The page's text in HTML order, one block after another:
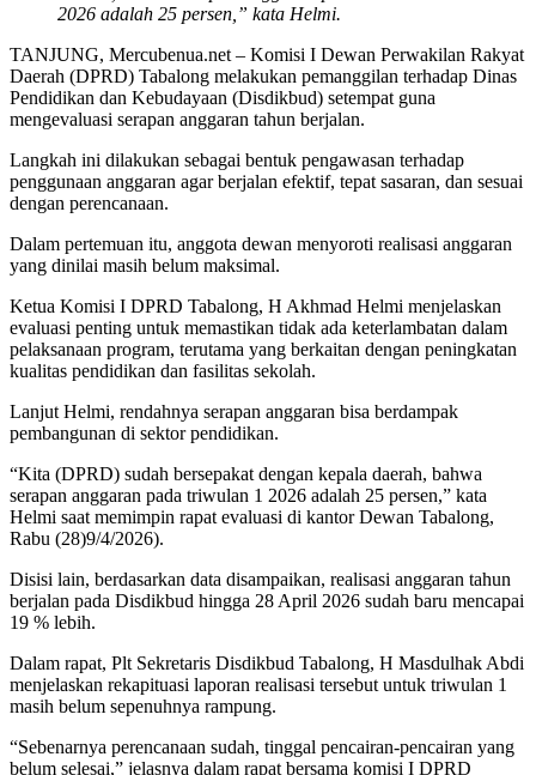
2026 adalah 25 persen,” kata Helmi.
TANJUNG, Mercubenua.net – Komisi I Dewan Perwakilan Rakyat
Daerah (DPRD) Tabalong melakukan pemanggilan terhadap Dinas
Pendidikan dan Kebudayaan (Disdikbud) setempat guna
mengevaluasi serapan anggaran tahun berjalan.
Langkah ini dilakukan sebagai bentuk pengawasan terhadap
penggunaan anggaran agar berjalan efektif, tepat sasaran, dan sesuai
dengan perencanaan.
Dalam pertemuan itu, anggota dewan menyoroti realisasi anggaran
yang dinilai masih belum maksimal.
Ketua Komisi I DPRD Tabalong, H Akhmad Helmi menjelaskan
evaluasi penting untuk memastikan tidak ada keterlambatan dalam
pelaksanaan program, terutama yang berkaitan dengan peningkatan
kualitas pendidikan dan fasilitas sekolah.
Lanjut Helmi, rendahnya serapan anggaran bisa berdampak
pembangunan di sektor pendidikan.
“Kita (DPRD) sudah bersepakat dengan kepala daerah, bahwa
serapan anggaran pada triwulan 1 2026 adalah 25 persen,” kata
Helmi saat memimpin rapat evaluasi di kantor Dewan Tabalong,
Rabu (28)9/4/2026).
Disisi lain, berdasarkan data disampaikan, realisasi anggaran tahun
berjalan pada Disdikbud hingga 28 April 2026 sudah baru mencapai
19 % lebih.
Dalam rapat, Plt Sekretaris Disdikbud Tabalong, H Masdulhak Abdi
menjelaskan rekapituasi laporan realisasi tersebut untuk triwulan 1
masih belum sepenuhnya rampung.
“Sebenarnya perencanaan sudah, tinggal pencairan-pencairan yang
belum selesai,” jelasnya dalam rapat bersama komisi I DPRD